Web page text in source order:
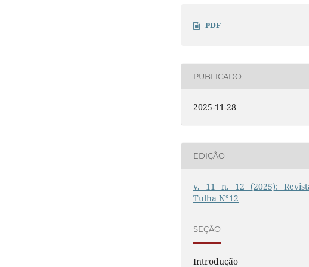
PDF
PUBLICADO
2025-11-28
EDIÇÃO
v. 11 n. 12 (2025):
Tulha N°12
SEÇÃO
Introdução